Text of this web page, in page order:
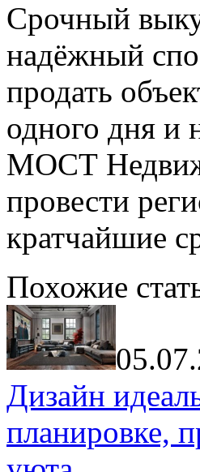
Срочный
надёжный
продать
одного дня и
МОСТ
провести
кратчайшие
Похожие
Дизайн
планировке,